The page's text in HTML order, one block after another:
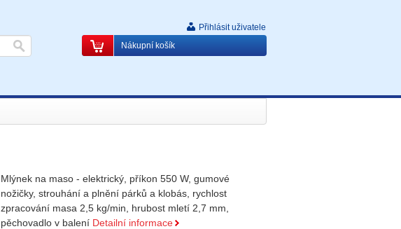
Přihlásit uživatele
Nákupní košík
Mlýnek na maso - elektrický, příkon 550 W, gumové
nožičky, strouhání a plnění párků a klobás, rychlost
zpracování masa 2,5 kg/min, hrubost mletí 2,7 mm,
pěchovadlo v balení Detailní informace